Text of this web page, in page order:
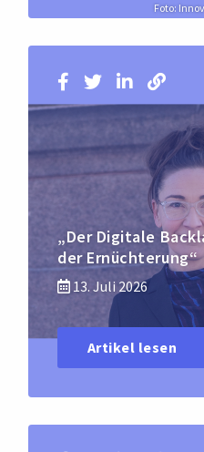
Foto:
„Der Digitale
der Ernüchterung“
13. Juli 2026
Artikel lesen